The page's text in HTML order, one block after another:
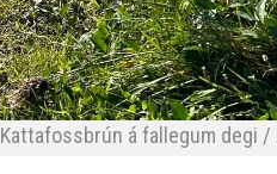
Kattafossbrún á fallegum degi /